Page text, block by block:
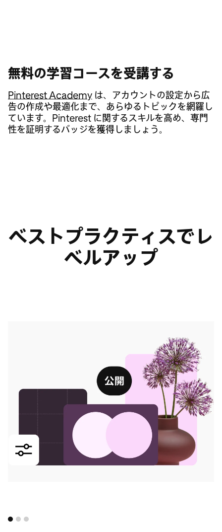
無料の学習コースを受講する
Pinterest Academy は、アカウントの設定から広
告の作成や最適化まで、あらゆるトピックを網羅し
ています。Pinterest に関するスキルを高め、専門
性を証明するバッジを獲得しましょう。
マーケティングの成功事例を見る
Pinterest で成功を収めたブランドや代理店の事例
から、役立つヒントやポイントを学びましょう。
ウェビナーを見る
Pinterest の広告ソリューション、ユーザーインサ
イト、マーケティング戦略を活用してビジネスを拡
大する方法について、Pinterest エキスパートから
直接学びましょう 。
ベストプラクティスでレ
ベルアップ